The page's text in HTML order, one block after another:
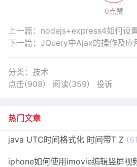
0点赞
上一篇： nodejs+express4如何设
下一篇： JQuery中Ajax的操作及应
分类： 技术
点击(908)
阅读(359) 投诉
热门文章
java UTC时间格式化 时间带T Z
iphone如何使用imovie编辑竖屏视